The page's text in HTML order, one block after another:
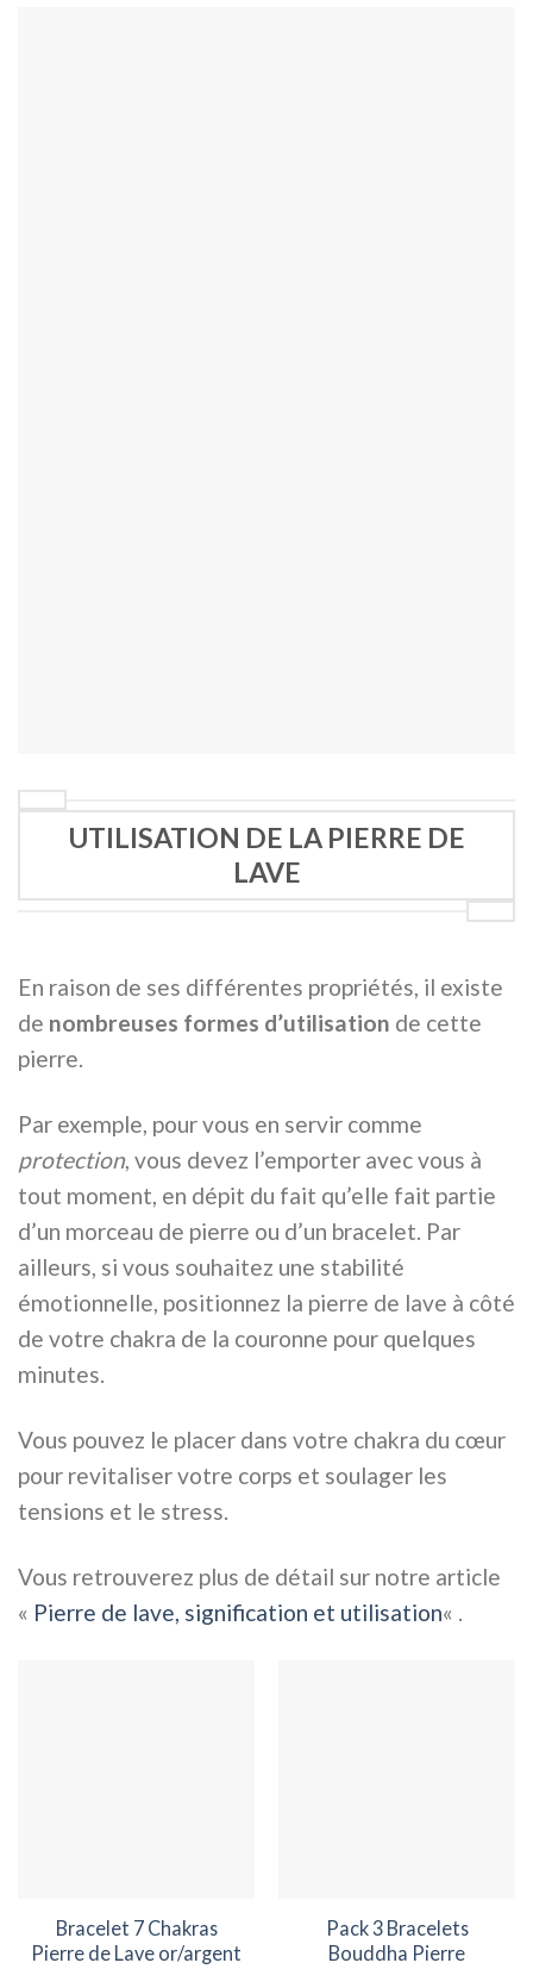
UTILISATION DE LA PIERRE DE
LAVE
En raison de ses différentes propriétés, il existe
de nombreuses formes d’utilisation de cette
pierre.
Par exemple, pour vous en servir comme
protection, vous devez l’emporter avec vous à
tout moment, en dépit du fait qu’elle fait partie
d’un morceau de pierre ou d’un bracelet. Par
ailleurs, si vous souhaitez une stabilité
émotionnelle, positionnez la pierre de lave à côté
de votre chakra de la couronne pour quelques
minutes.
Vous pouvez le placer dans votre chakra du cœur
pour revitaliser votre corps et soulager les
tensions et le stress.
Vous retrouverez plus de détail sur notre article
« Pierre de lave, signification et utilisation« .
Bracelet 7 Chakras
Pierre de Lave or/argent
Pack 3 Bracelets
Bouddha Pierre